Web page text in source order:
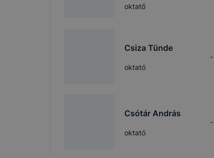
oktatő
Csiza Tünde
oktató
-
Csótár András
oktató
-